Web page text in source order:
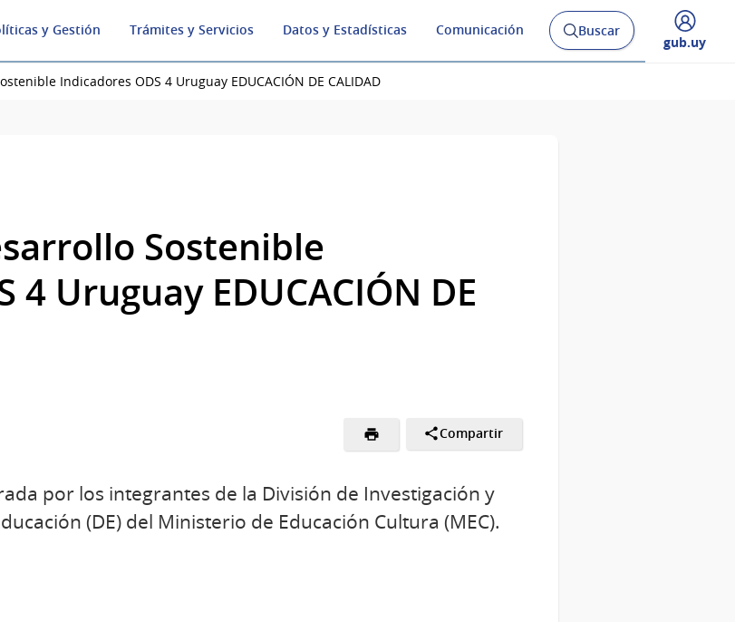
y Gestión Trámites y Servicios Datos y Estadísticas Comunicación
Abrir
buscador
Buscar
Desplegar
gub.uy
Indicadores ODS 4 Uruguay EDUCACIÓN DE CALIDAD
Sostenible
4 Uruguay EDUCACIÓN DE
Compartir
por los integrantes de la División de Investigación y
(DE) del Ministerio de Educación Cultura (MEC).